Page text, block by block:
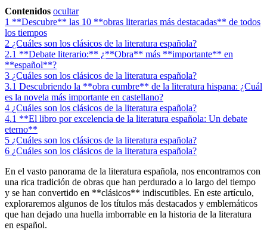
Contenidos ocultar
1 **Descubre** las 10 **obras literarias más destacadas** de todos
los tiempos
2 ¿Cuáles son los clásicos de la literatura española?
2.1 **Debate literario:** ¿**Obra** más **importante** en
**español**?
3 ¿Cuáles son los clásicos de la literatura española?
3.1 Descubriendo la **obra cumbre** de la literatura hispana: ¿Cuál
es la novela más importante en castellano?
4 ¿Cuáles son los clásicos de la literatura española?
4.1 **El libro por excelencia de la literatura española: Un debate
eterno**
5 ¿Cuáles son los clásicos de la literatura española?
6 ¿Cuáles son los clásicos de la literatura española?
En el vasto panorama de la literatura española, nos encontramos con
una rica tradición de obras que han perdurado a lo largo del tiempo
y se han convertido en **clásicos** indiscutibles. En este artículo,
exploraremos algunos de los títulos más destacados y emblemáticos
que han dejado una huella imborrable en la historia de la literatura
en español.